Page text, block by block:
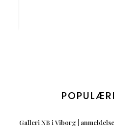
Galleri NB i Viborg |